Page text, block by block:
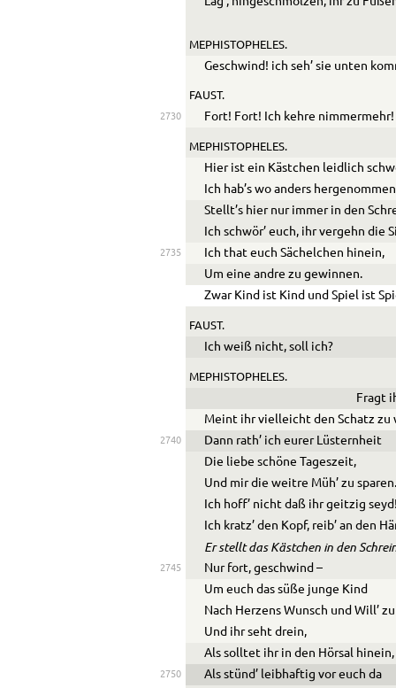
MEPHISTOPHELES.
Geschwind! ich seh’ sie unten
FAUST.
2730 Fort! Fort! Ich kehre nimmermehr!
MEPHISTOPHELES.
Hier ist ein Kästchen leidlich
Ich hab’s wo anders
Stellt’s hier nur immer in den
Ich schwör’ euch, ihr vergehn die
2735
Ich that euch Sächelchen hinein,
Um eine andre zu gewinnen.
Zwar Kind ist Kind und Spiel ist
FAUST.
Ich weiß nicht, soll ich?
MEPHISTOPHELES.
Fragt
Meint ihr vielleicht den Schatz zu
2740
Dann rath’ ich eurer Lüsternheit
Die liebe schöne Tageszeit,
Und mir die weitre Müh’ zu
Ich hoff’ nicht daß ihr geitzig
Ich kratz’ den Kopf, reib’ an den
Er stellt das Kästchen in den
2745
Nur fort, geschwind –
Um euch das süße junge Kind
Nach Herzens Wunsch und Will’
Und ihr seht drein,
Als solltet ihr in den Hörsal hinein,
2750
Als stünd’ leibhaftig vor euch da